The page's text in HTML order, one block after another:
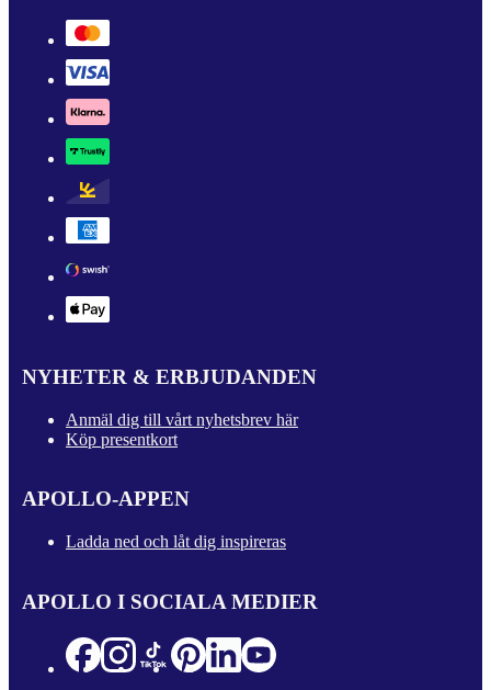
NYHETER & ERBJUDANDEN
Anmäl dig till vårt nyhetsbrev här
Köp presentkort
APOLLO-APPEN
Ladda ned och låt dig inspireras
APOLLO I SOCIALA MEDIER